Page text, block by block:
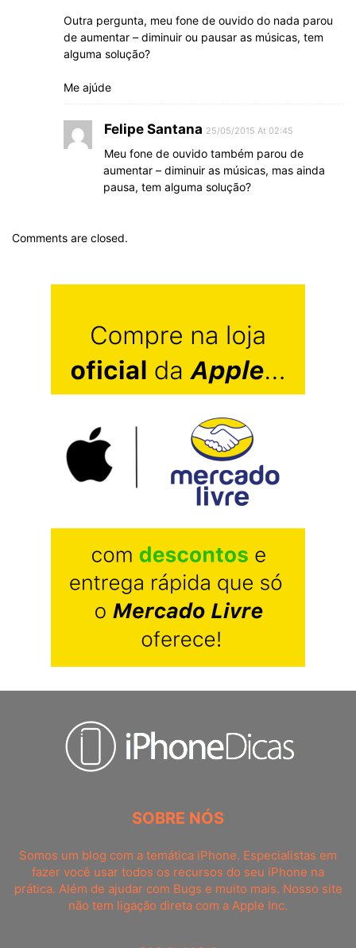
Outra pergunta, meu fone de ouvido do nada parou
de aumentar – diminuir ou pausar as músicas, tem
alguma solução?
Me ajúde
Felipe Santana 25/05/2015 At 02:45
Meu fone de ouvido também parou de
aumentar – diminuir as músicas, mas ainda
pausa, tem alguma solução?
Comments are closed.
SOBRE NÓS
Somos um blog com a temática iPhone. Especialistas em
fazer você usar todos os recursos do seu iPhone na
prática. Além de ajudar com Bugs e muito mais. Nosso site
não tem ligação direta com a Apple Inc.